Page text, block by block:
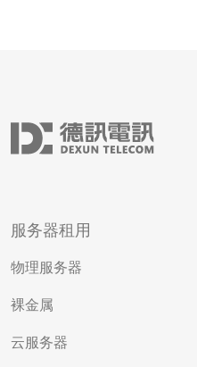
服务器租用
物理服务器
裸金属
云服务器